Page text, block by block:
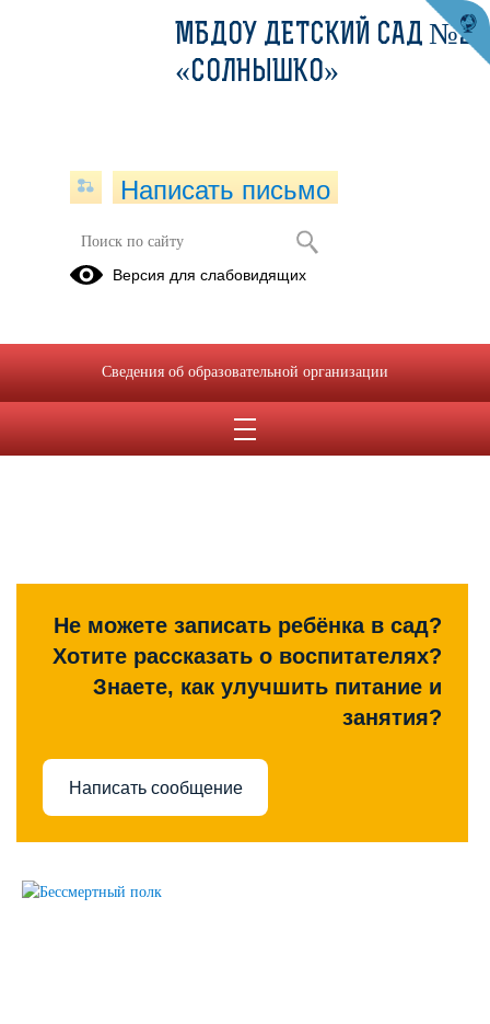
Не можете записать ребёнка в сад?
Хотите рассказать о воспитателях?
Знаете, как улучшить питание и
занятия?
Написать сообщение
МБДОУ ДЕТСКИЙ САД №22
«СОЛНЫШКО»
Написать письмо
Версия для слабовидящих
Сведения об образовательной организации